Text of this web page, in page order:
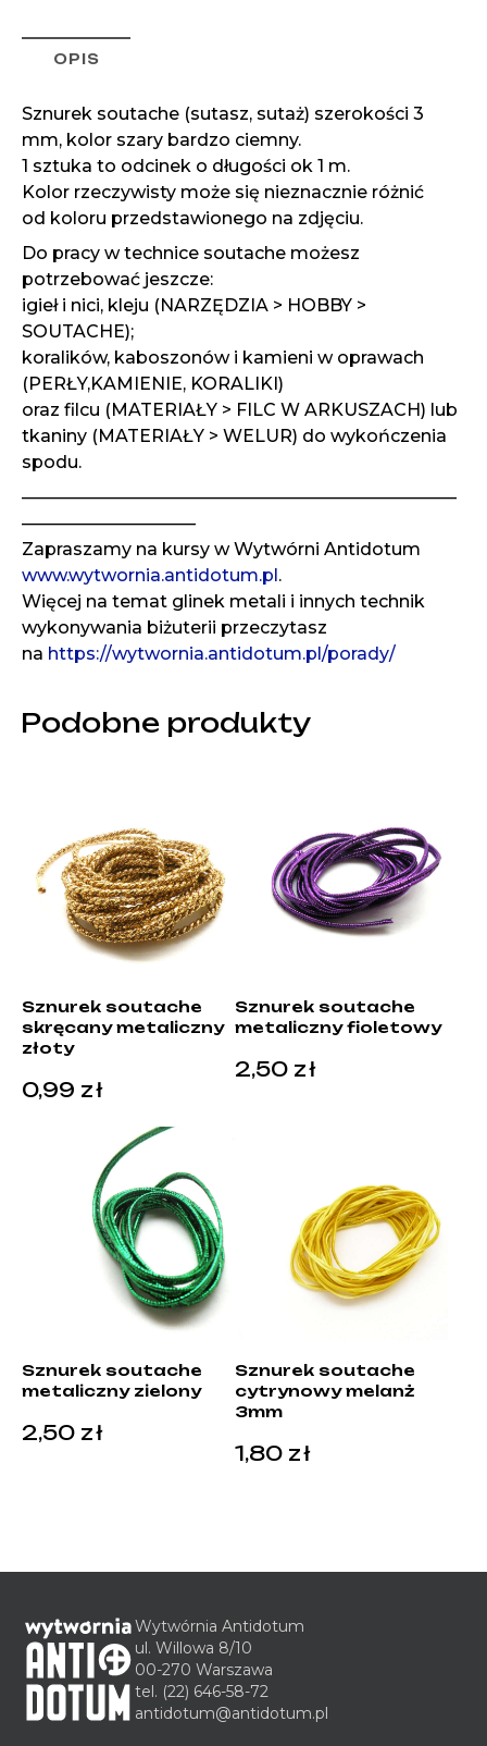
OPIS
Sznurek soutache (sutasz, sutaż) szerokości 3
mm, kolor szary bardzo ciemny.
1 sztuka to odcinek o długości ok 1 m.
Kolor rzeczywisty może się nieznacznie różnić
od koloru przedstawionego na zdjęciu.
Do pracy w technice soutache możesz
potrzebować jeszcze:
igieł i nici, kleju (NARZĘDZIA > HOBBY >
SOUTACHE);
koralików, kaboszonów i kamieni w oprawach
(PERŁY,KAMIENIE, KORALIKI)
oraz filcu (MATERIAŁY > FILC W ARKUSZACH) lub
tkaniny (MATERIAŁY > WELUR) do wykończenia
spodu.
—————————————————————————
——————————
Zapraszamy na kursy w Wytwórni Antidotum
www.wytwornia.antidotum.pl .
Więcej na temat glinek metali i innych technik
wykonywania biżuterii przeczytasz
na https://wytwornia.antidotum.pl/porady/
Podobne produkty
Sznurek soutache
skręcany metaliczny
złoty
0,99 zł
Sznurek soutache
metaliczny fioletowy
2,50 zł
Sznurek soutache
metaliczny zielony
2,50 zł
Sznurek soutache
cytrynowy melanż
3mm
1,80 zł
Wytwórnia Antidotum
ul. Willowa 8/10
00-270 Warszawa
tel. (22) 646-58-72
antidotum@antidotum.pl